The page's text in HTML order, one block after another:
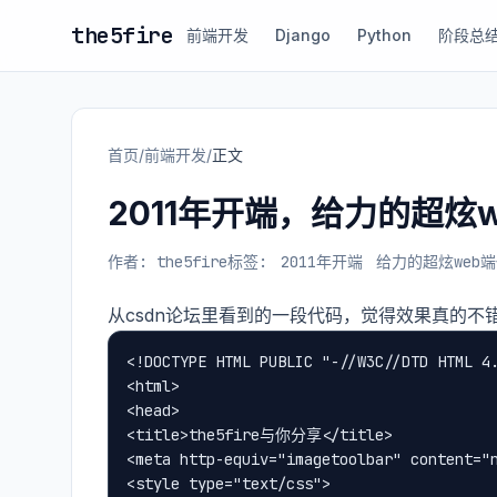
the5fire 前端开发 Django Python 阶段总
首页/前端开发/正文
2011年开端，给力的超炫
作者: the5fire标签: 2011年开端 给力的超炫web
从csdn论坛里看到的一段代码，觉得效果真的不
<!DOCTYPE HTML PUBLIC "-//W3C//DTD
<html>
<head>
<title>the5fire与你分享</title>
<meta http-equiv="imagetoolbar"
<style type="text/css">